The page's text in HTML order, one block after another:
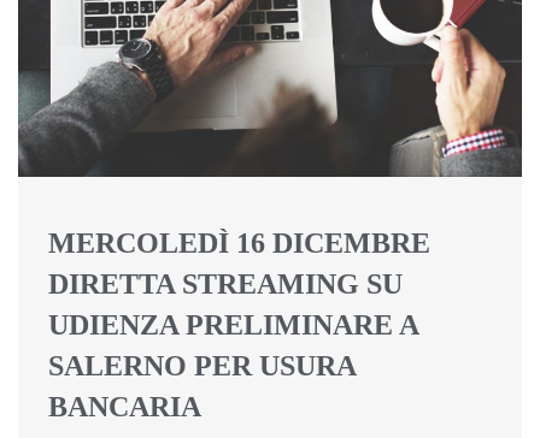
MERCOLEDÌ 16 DICEMBRE
DIRETTA STREAMING SU
UDIENZA PRELIMINARE A
SALERNO PER USURA
BANCARIA